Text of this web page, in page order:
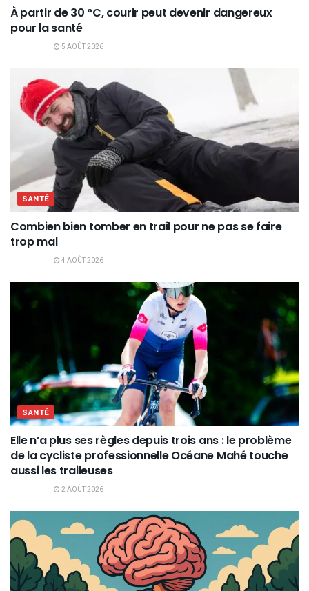
À partir de 30 °C, courir peut devenir dangereux
pour la santé
5 AOÛT 2026
SANTÉ
Combien bien tomber en trail pour ne pas se faire
trop mal
4 AOÛT 2026
SANTÉ
Elle n’a plus ses règles depuis trois ans : le problème
de la cycliste professionnelle Océane Mahé touche
aussi les traileuses
2 AOÛT 2026